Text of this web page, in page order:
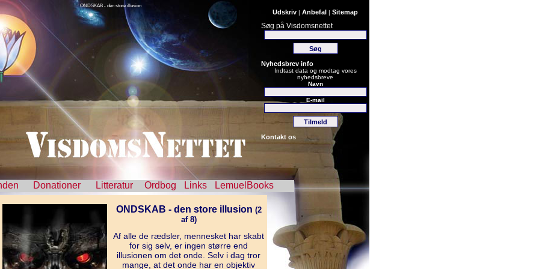
Udskriv | Anbefal | Sitemap
Søg på Visdomsnettet
Nyhedsbrev info
Indtast data og modtag vores
nyhedsbreve
Navn
E-mail
Kontakt os
ONDSKAB - den store illusion
Donationer Litteratur Ordbog Links LemuelBooks
ONDSKAB - den store illusion (2
af 8)
Af alle de rædsler, mennesket har skabt
for sig selv, er ingen større end
illusionen om det onde. Selv i dag tror
mange, at det onde har en objektiv